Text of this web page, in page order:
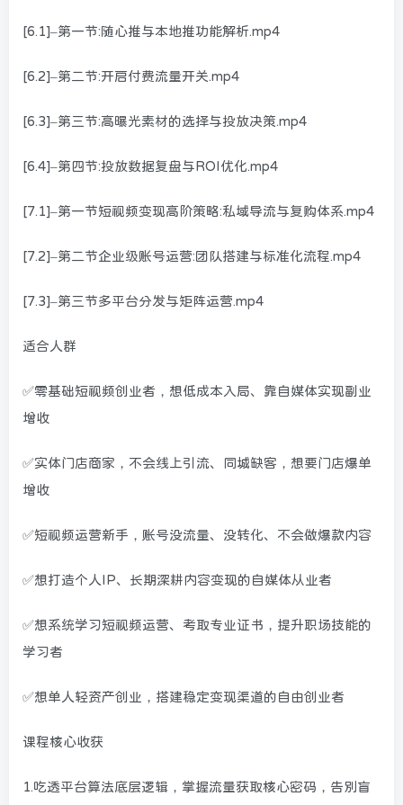
[6.1]–第一节:随心推与本地推功能解析.mp4
[6.2]–第二节:开启付费流量开关.mp4
[6.3]–第三节:高曝光素材的选择与投放决策.mp4
[6.4]–第四节:投放数据复盘与ROI优化.mp4
[7.1]–第一节短视频变现高阶策略:私域导流与复购体系.mp4
[7.2]–第二节企业级账号运营:团队搭建与标准化流程.mp4
[7.3]–第三节多平台分发与矩阵运营.mp4
适合人群
✅零基础短视频创业者，想低成本入局、靠自媒体实现副业
增收
✅实体门店商家，不会线上引流、同城缺客，想要门店爆单
增收
✅短视频运营新手，账号没流量、没转化、不会做爆款内容
✅想打造个人IP、长期深耕内容变现的自媒体从业者
✅想系统学习短视频运营、考取专业证书，提升职场技能的
学习者
✅想单人轻资产创业，搭建稳定变现渠道的自由创业者
课程核心收获
1.吃透平台算法底层逻辑，掌握流量获取核心密码，告别盲